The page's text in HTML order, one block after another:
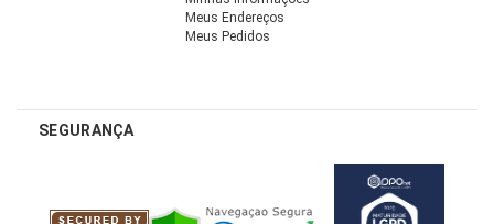
Meus Endereços
Meus Pedidos
SEGURANÇA